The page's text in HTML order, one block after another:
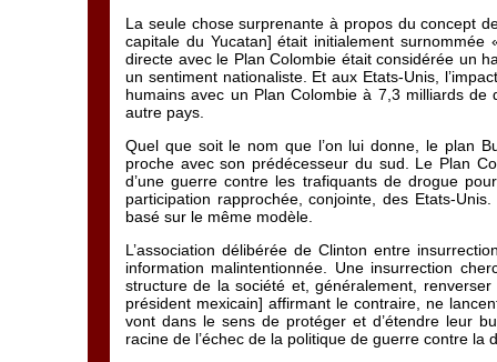
La seule chose surprenante à propos du concept
capitale du Yucatan] était initialement
directe avec le Plan Colombie était considérée un
un sentiment nationaliste. Et aux Etats-Unis,
humains avec un Plan Colombie à 7,3 milliards
autre pays.
Quel que soit le nom que l’on lui donne, le plan
proche avec son prédécesseur du sud. Le Plan
d’une guerre contre les trafiquants de drogue
participation rapprochée, conjointe, des Etats-
basé sur le même modèle.
L’association délibérée de Clinton entre
information malintentionnée. Une insurrection
structure de la société et, généralement,
président mexicain] affirmant le contraire, ne
vont dans le sens de protéger et d’étendre leur
racine de l’échec de la politique de guerre contre la